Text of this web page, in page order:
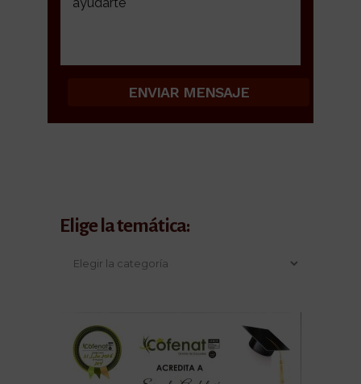
Elige la temática: